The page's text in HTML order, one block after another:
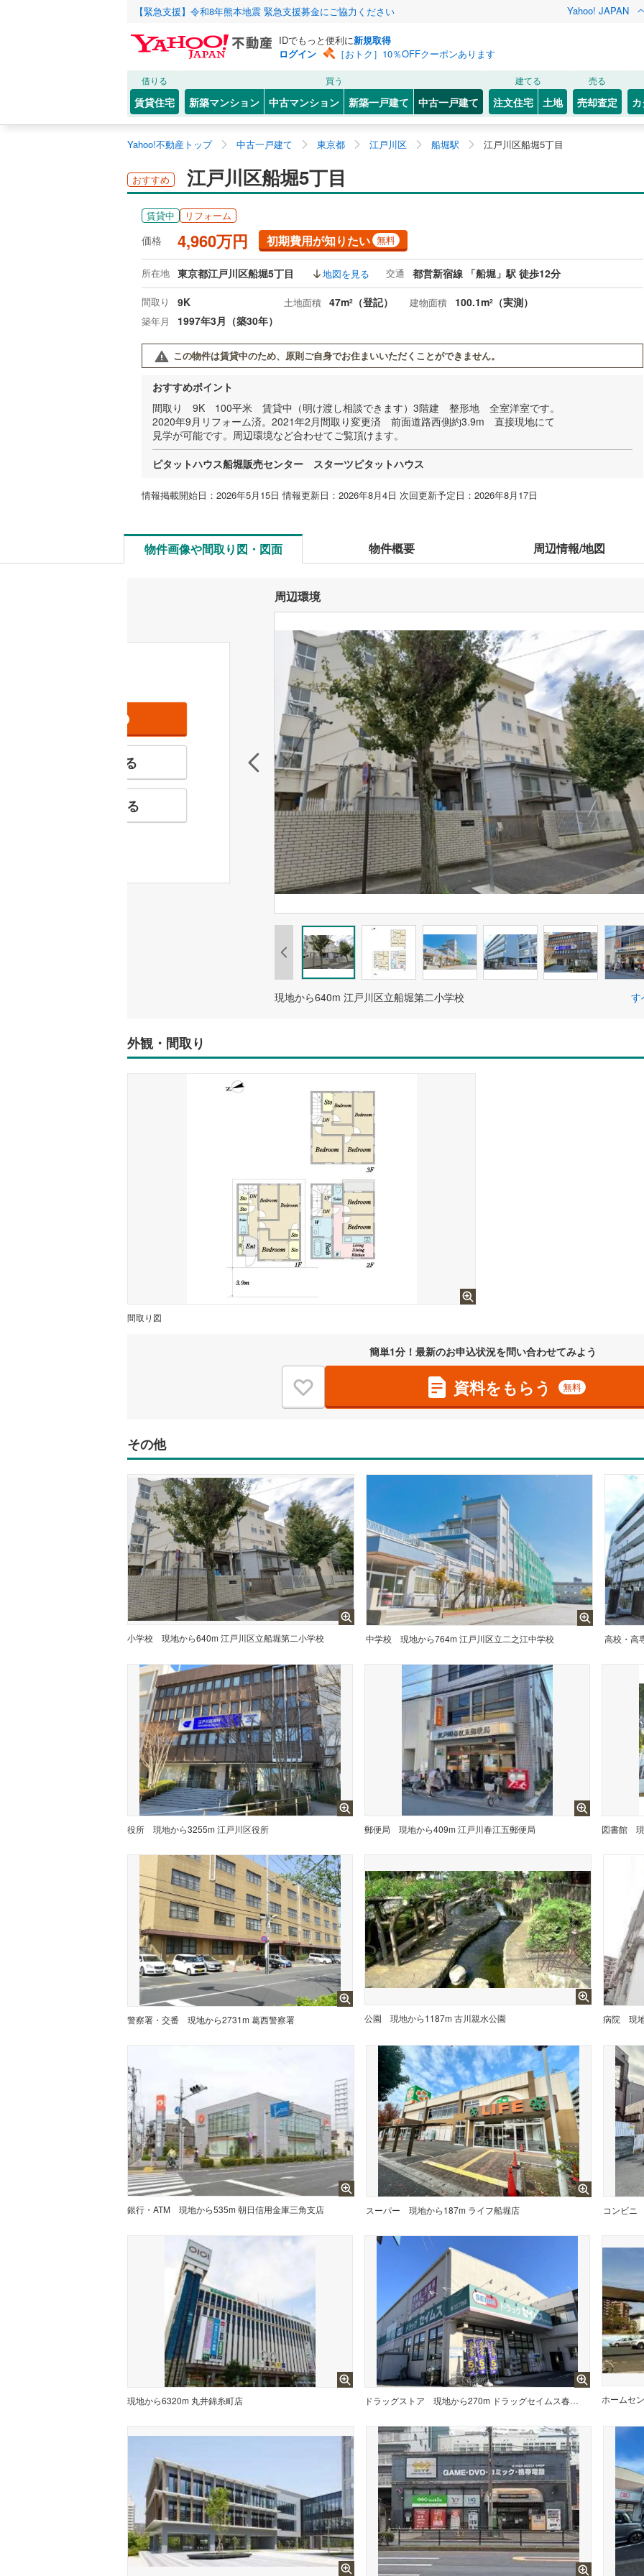
【緊急支援】令和8年熊本地震 緊急支援募金にご協力ください Yahoo! JAPAN
IDでもっと便利に新規取得
ログイン
［おトク］10％OFFクーポンあります
借りる
賃貸住宅
買う
新築マンション 中古マンション 新築一戸建て 中古一戸建て
建てる
注文住宅 土地
売る
売却査定
Yahoo!不動産トップ 中古一戸建て 東京都 江戸川区 船堀駅 江戸川区船堀5丁目
おすすめ 江戸川区船堀5丁目
賃貸中 リフォーム
価格 4,960万円 初期費用が知りたい 無料
所在地 東京都江戸川区船堀5丁目 地図を見る 交通 都営新宿線 「船堀」駅 徒歩12分
間取り 9K 土地面積 47m2 （登記） 建物面積 100.1m2 （実測）
築年月 1997年3月（築30年）
この物件は賃貸中のため、原則ご自身でお住まいいただくことができません。
おすすめポイント
間取り 9K 100平米 賃貸中（明け渡し相談できます）3階建 整形地 全室洋室です。
2020年9月リフォーム済。2021年2月間取り変更済 前面道路西側約3.9m 直接現地にて
見学が可能です。周辺環境など合わせてご覧頂けます。
ピタットハウス船堀販売センター スターツピタットハウス
情報掲載開始日：2026年5月15日 情報更新日：2026年8月4日 次回更新予定日：2026年8月17日
物件画像や間取り図・図面 物件概要 周辺情報/地図
周辺環境
特徴の似た物件を見る
お気に入りに追加する
現地から640m 江戸川区立船堀第二小学校 す
外観・間取り
間取り図
簡単1分！最新のお申込状況を問い合わせてみよう
資料をもらう 無料
その他
小学校 現地から640m 江戸川区立船堀第二小学校 中学校 現地から764m 江戸川区立二之江中学校 高校・高
役所 現地から3255m 江戸川区役所 郵便局 現地から409m 江戸川春江五郵便局 図書館
警察署・交番 現地から2731m 葛西警察署 公園 現地から1187m 古川親水公園 病院 現
銀行・ATM 現地から535m 朝日信用金庫三角支店 スーパー 現地から187m ライフ船堀店 コンビニ
現地から6320m 丸井錦糸町店 ドラッグストア 現地から270m ドラッグセイムス春江5丁目店 ホームセ